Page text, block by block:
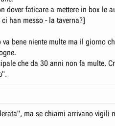
dover faticare a mettere in box le
han messo - la taverna?]
bene niente multe ma il giorno
che da 30 anni non fa multe.
ma se chiami arrivano vigili